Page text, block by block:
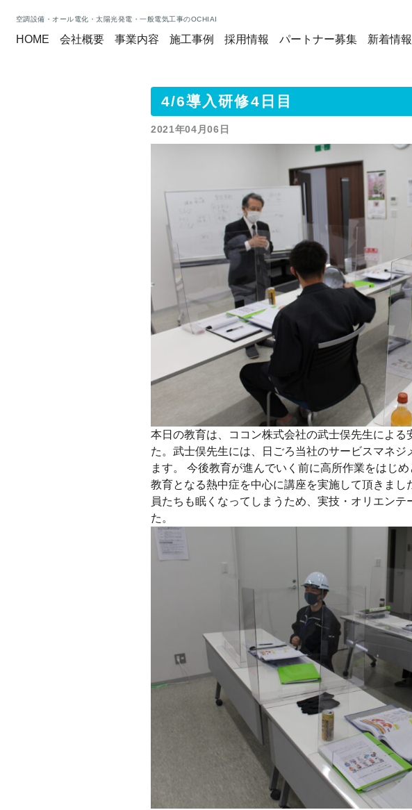
空調設備・オール電化・太陽光発電・一般電気工事のOCHIAI
HOME 会社概要 事業内容 施工事例 採用情報 パートナー募集 新着情報
4/6導入研修4日目
2021年04月06日
本日の教育は、ココン株式会社の武士俣先生による
た。武士俣先生には、日ごろ当社のサービスマネジ
ます。 今後教育が進んでいく前に高所作業をはじ
教育となる熱中症を中心に講座を実施して頂きまし
員たちも眠くなってしまうため、実技・オリエンテ
た。